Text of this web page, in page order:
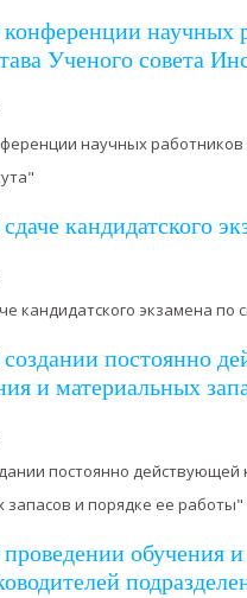
научных
Ученого совета
научных работников
кандидатского
кандидатского экзамена по
постоянно
и материальных
постоянно действующей
и порядке ее работы"
обучения